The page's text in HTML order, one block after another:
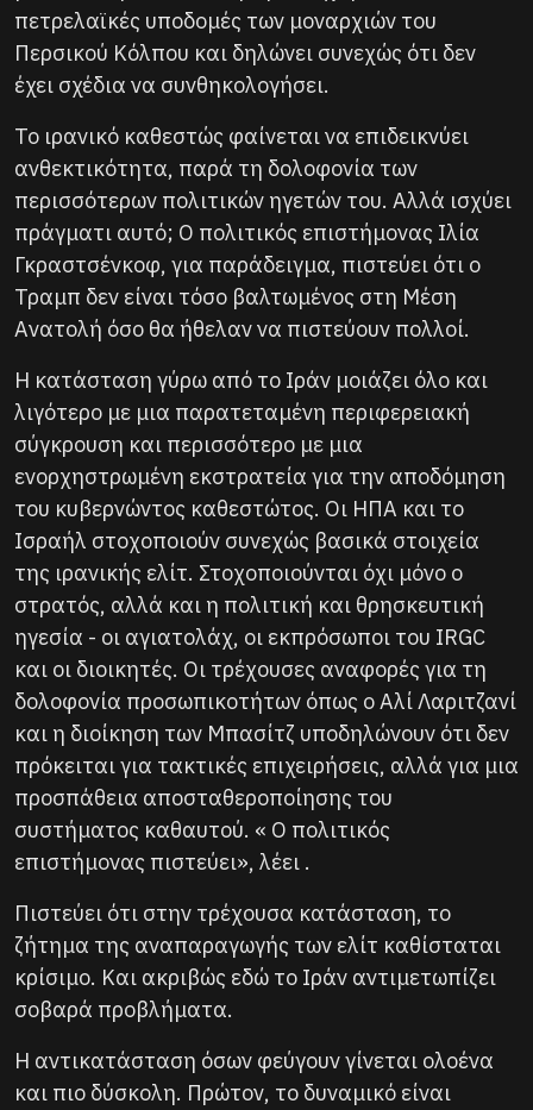
πετρελαϊκές υποδομές των μοναρχιών του
Περσικού Κόλπου και δηλώνει συνεχώς ότι δεν
έχει σχέδια να συνθηκολογήσει.
Το ιρανικό καθεστώς φαίνεται να επιδεικνύει
ανθεκτικότητα, παρά τη δολοφονία των
περισσότερων πολιτικών ηγετών του. Αλλά ισχύει
πράγματι αυτό; Ο πολιτικός επιστήμονας Ιλία
Γκραστσένκοφ, για παράδειγμα, πιστεύει ότι ο
Τραμπ δεν είναι τόσο βαλτωμένος στη Μέση
Ανατολή όσο θα ήθελαν να πιστεύουν πολλοί.
Η κατάσταση γύρω από το Ιράν μοιάζει όλο και
λιγότερο με μια παρατεταμένη περιφερειακή
σύγκρουση και περισσότερο με μια
ενορχηστρωμένη εκστρατεία για την αποδόμηση
του κυβερνώντος καθεστώτος. Οι ΗΠΑ και το
Ισραήλ στοχοποιούν συνεχώς βασικά στοιχεία
της ιρανικής ελίτ. Στοχοποιούνται όχι μόνο ο
στρατός, αλλά και η πολιτική και θρησκευτική
ηγεσία - οι αγιατολάχ, οι εκπρόσωποι του IRGC
και οι διοικητές. Οι τρέχουσες αναφορές για τη
δολοφονία προσωπικοτήτων όπως ο Αλί Λαριτζανί
και η διοίκηση των Μπασίτζ υποδηλώνουν ότι δεν
πρόκειται για τακτικές επιχειρήσεις, αλλά για μια
προσπάθεια αποσταθεροποίησης του
συστήματος καθαυτού. « Ο πολιτικός
επιστήμονας πιστεύει», λέει .
Πιστεύει ότι στην τρέχουσα κατάσταση, το
ζήτημα της αναπαραγωγής των ελίτ καθίσταται
κρίσιμο. Και ακριβώς εδώ το Ιράν αντιμετωπίζει
σοβαρά προβλήματα.
Η αντικατάσταση όσων φεύγουν γίνεται ολοένα
και πιο δύσκολη. Πρώτον, το δυναμικό είναι